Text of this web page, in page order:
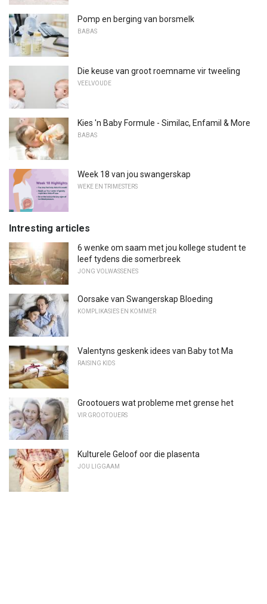
Pomp en berging van borsmelk
BABAS
Die keuse van groot roemname vir tweeling
VEELVOUDE
Kies 'n Baby Formule - Similac, Enfamil & More
BABAS
Week 18 van jou swangerskap
WEKE EN TRIMESTERS
Intresting articles
6 wenke om saam met jou kollege student te
leef tydens die somerbreek
JONG VOLWASSENES
Oorsake van Swangerskap Bloeding
KOMPLIKASIES EN KOMMER
Valentyns geskenk idees van Baby tot Ma
RAISING KIDS
Grootouers wat probleme met grense het
VIR GROOTOUERS
Kulturele Geloof oor die plasenta
JOU LIGGAAM